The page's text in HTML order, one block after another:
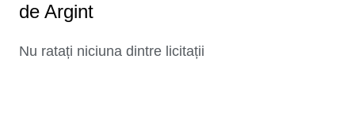
de Argint
Nu ratați niciuna dintre licitații